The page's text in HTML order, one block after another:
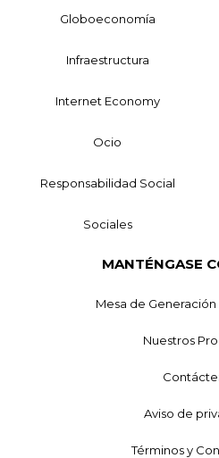
Globoeconomía
Infraestructura
Internet Economy
Ocio
Responsabilidad Social
Sociales
MANTÉNGASE
Mesa de
Nuestros
Aviso de
Términos y